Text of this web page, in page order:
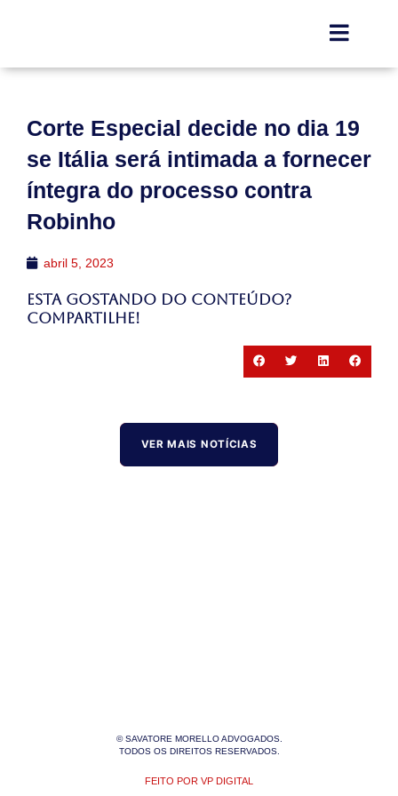
Corte Especial decide no dia 19
se Itália será intimada a fornecer
íntegra do processo contra
Robinho
abril 5, 2023
Esta gostando do conteúdo?
Compartilhe!
VER MAIS NOTÍCIAS
© SAVATORE MORELLO ADVOGADOS.
TODOS OS DIREITOS RESERVADOS.
FEITO POR VP DIGITAL